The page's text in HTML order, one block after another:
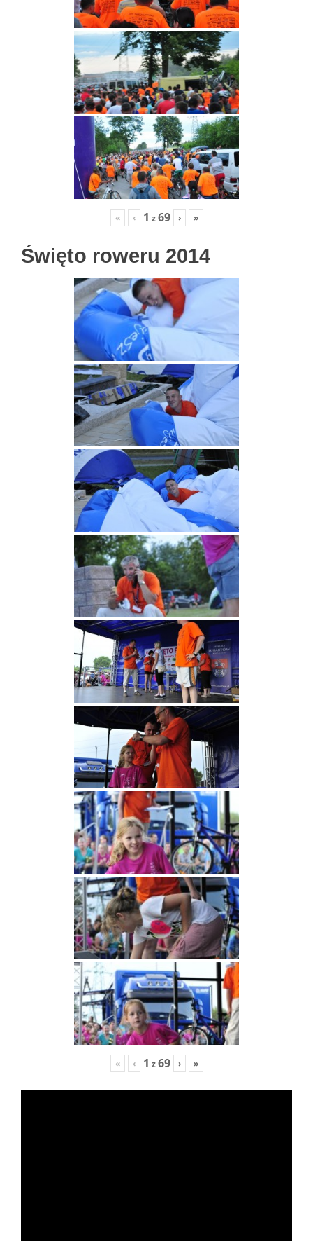
« ‹ 1 z69 › »
Święto roweru 2014
« ‹ 1 z69 › »